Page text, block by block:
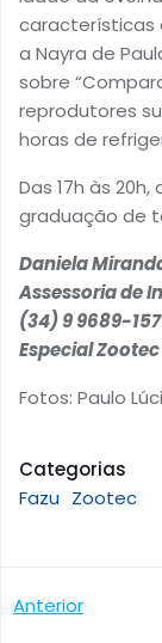
características
a Nayra de
sobre
reprodutores
horas de
Das 17h às
graduação de
Daniela
Assessoria de
(34) 9 9689-
Especial Zootec
Fotos: Paulo
Categorias
Fazu Zootec
Anterior